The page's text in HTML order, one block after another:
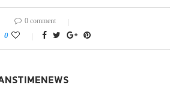
0 comment
0